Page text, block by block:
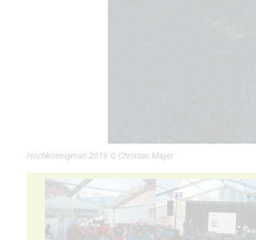
Hochkoenigman 2019 © Christian Mayer